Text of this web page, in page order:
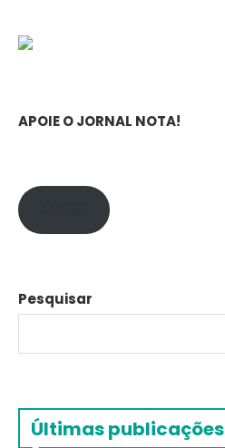
APOIE O JORNAL NOTA!
Pesquisar
Últimas publicações